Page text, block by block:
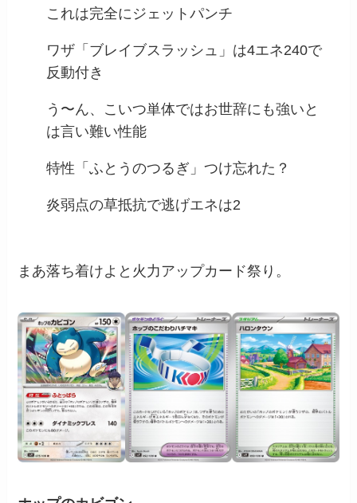
これは完全にジェットパンチ
ワザ「ブレイブスラッシュ」は4エネ240で
反動付き
う〜ん、こいつ単体ではお世辞にも強いと
は言い難い性能
特性「ふとうのつるぎ」つけ忘れた？
炎弱点の草抵抗で逃げエネは2
まあ落ち着けよと火力アップカード祭り。